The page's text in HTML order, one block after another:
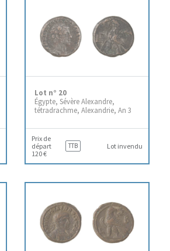
Lot n° 20
Égypte, Sévère Alexandre,
tétradrachme, Alexandrie, An 3
Prix de
départ
120 €
TTB Lot invendu